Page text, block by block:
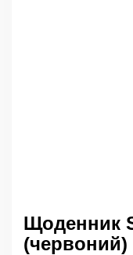
Щоденник
(червоний)